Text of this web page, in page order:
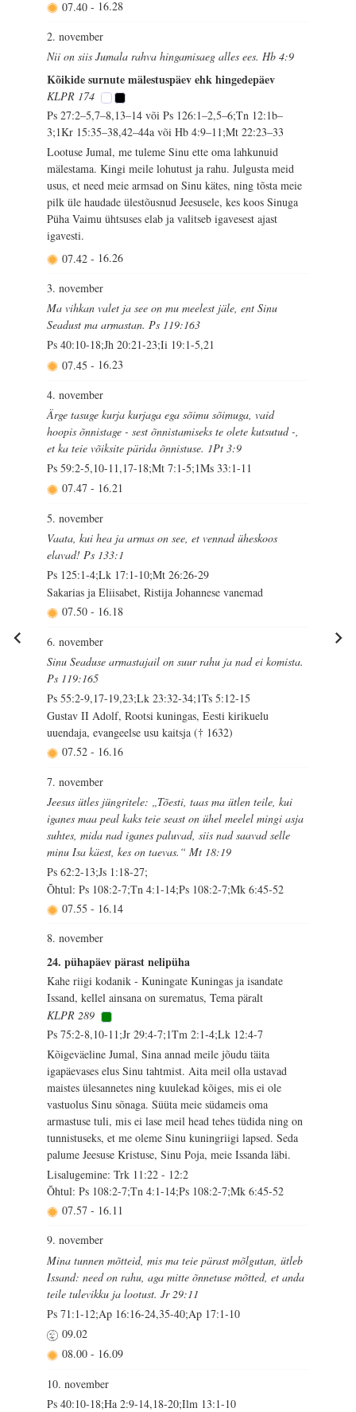
07.40 - 16.28
2. november
Nii on siis Jumala rahva hingamisaeg alles ees. Hb 4:9
Kõikide surnute mälestuspäev ehk hingedepäev
KLPR 174
Ps 27:2–5,7–8,13–14 või Ps 126:1–2,5–6;Tn 12:1b–
3;1Kr 15:35–38,42–44a või Hb 4:9–11;Mt 22:23–33
Lootuse Jumal, me tuleme Sinu ette oma lahkunuid
mälestama. Kingi meile lohutust ja rahu. Julgusta meid
usus, et need meie armsad on Sinu kätes, ning tõsta meie
pilk üle haudade ülestõusnud Jeesusele, kes koos Sinuga
Püha Vaimu ühtsuses elab ja valitseb igavesest ajast
igavesti.
07.42 - 16.26
3. november
Ma vihkan valet ja see on mu meelest jäle, ent Sinu
Seadust ma armastan. Ps 119:163
Ps 40:10-18;Jh 20:21-23;Ii 19:1-5,21
07.45 - 16.23
4. november
Ärge tasuge kurja kurjaga ega sõimu sõimuga, vaid
hoopis õnnistage - sest õnnistamiseks te olete kutsutud -,
et ka teie võiksite pärida õnnistuse. 1Pt 3:9
Ps 59:2-5,10-11,17-18;Mt 7:1-5;1Ms 33:1-11
07.47 - 16.21
5. november
Vaata, kui hea ja armas on see, et vennad üheskoos
elavad! Ps 133:1
Ps 125:1-4;Lk 17:1-10;Mt 26:26-29
Sakarias ja Eliisabet, Ristija Johannese vanemad
07.50 - 16.18
6. november
Sinu Seaduse armastajail on suur rahu ja nad ei komista.
Ps 119:165
Ps 55:2-9,17-19,23;Lk 23:32-34;1Ts 5:12-15
Gustav II Adolf, Rootsi kuningas, Eesti kirikuelu
uuendaja, evangeelse usu kaitsja († 1632)
07.52 - 16.16
7. november
Jeesus ütles jüngritele: „Tõesti, taas ma ütlen teile, kui
iganes maa peal kaks teie seast on ühel meelel mingi asja
suhtes, mida nad iganes paluvad, siis nad saavad selle
minu Isa käest, kes on taevas.“ Mt 18:19
Ps 62:2-13;Js 1:18-27;
Õhtul: Ps 108:2-7;Tn 4:1-14;Ps 108:2-7;Mk 6:45-52
07.55 - 16.14
8. november
24. pühapäev pärast nelipüha
Kahe riigi kodanik - Kuningate Kuningas ja isandate
Issand, kellel ainsana on surematus, Tema päralt
KLPR 289
Ps 75:2-8,10-11;Jr 29:4-7;1Tm 2:1-4;Lk 12:4-7
Kõigeväeline Jumal, Sina annad meile jõudu täita
igapäevases elus Sinu tahtmist. Aita meil olla ustavad
maistes ülesannetes ning kuulekad kõiges, mis ei ole
vastuolus Sinu sõnaga. Süüta meie südameis oma
armastuse tuli, mis ei lase meil head tehes tüdida ning on
tunnistuseks, et me oleme Sinu kuningriigi lapsed. Seda
palume Jeesuse Kristuse, Sinu Poja, meie Issanda läbi.
Lisalugemine: Trk 11:22 - 12:2
Õhtul: Ps 108:2-7;Tn 4:1-14;Ps 108:2-7;Mk 6:45-52
07.57 - 16.11
9. november
Mina tunnen mõtteid, mis ma teie pärast mõlgutan, ütleb
Issand: need on rahu, aga mitte õnnetuse mõtted, et anda
teile tulevikku ja lootust. Jr 29:11
Ps 71:1-12;Ap 16:16-24,35-40;Ap 17:1-10
09.02
08.00 - 16.09
10. november
Ps 40:10-18;Ha 2:9-14,18-20;Ilm 13:1-10